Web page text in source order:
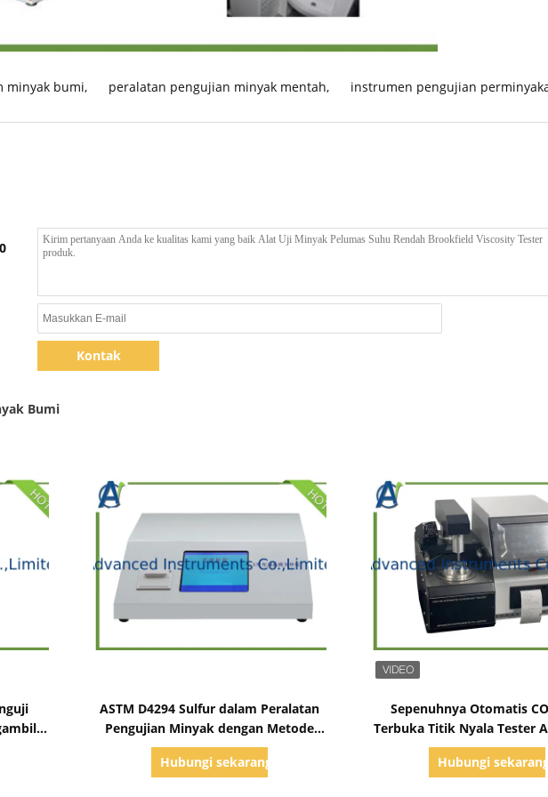
minyak bumi, peralatan pengujian minyak mentah, instrumen pengujian
Kontak
Bumi
ASTM D4294 Sulfur dalam Peralatan
Pengujian Minyak dengan Metode
Fluoresensi Sinar X
Hubungi sekarang
Sepenuhnya Otomatis
Terbuka Titik Nyala Tester
Ambient ~ 400 ℃
Hubungi